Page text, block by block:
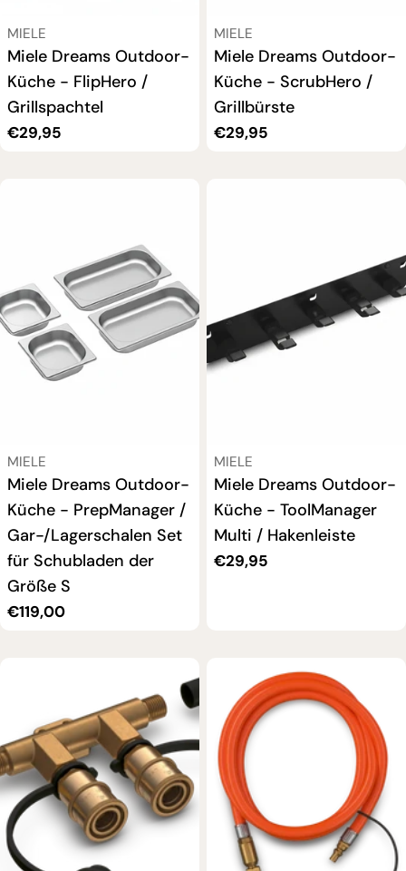
VERKÄUFER:
MIELE
Miele Dreams Outdoor-
Küche - FlipHero /
Grillspachtel
Regulärer
€29,95
VERKÄUFER:
MIELE
Miele Dreams Outdoor-
Küche - ScrubHero /
Grillbürste
Regulärer
€29,95
VERKÄUFER:
MIELE
Miele Dreams Outdoor-
Küche - PrepManager /
Gar-/Lagerschalen Set
für Schubladen der
Größe S
Regulärer
€119,00
VERKÄUFER:
MIELE
Miele Dreams Outdoor-
Küche - ToolManager
Multi / Hakenleiste
Regulärer
€29,95